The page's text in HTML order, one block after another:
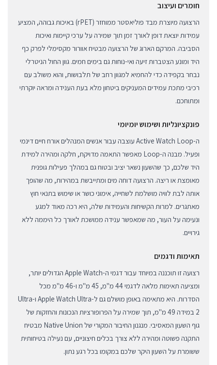
חומרים ועיצוב
הרצועה מיוצרת מבד פוליאסטר ממוחזר (rPET) באיכות גבוהה, המציע
עמידות יוצאת דופן לאורך זמן תוך שמירה על ערכי קיימות ואיכות
הסביבה. המרקם הארוג של הרצועה מבטיח אוורור מקסימלי לפרק כף
היד ומונע הצטברות זיעה ואי-נוחות גם בימים חמים. גוון החול הניטרלי
נבחר בקפידה כדי להחמיא למגוון רחב של תלבושות, והוא משולב עם
רכיבי מתכת עמידים המעניקים ביטחון מלא בעת הענידה ומראה יוקרתי
ומתוחכם.
פונקציונליות ושימוש יומיומי
ה-Active Watch Loop עוצבה עבור אנשים המנהלים אורח חיים דינמי
ופעיל. מבנה ה-Loop מאפשר התאמה מדויקת, חלקה ומהירה למידת
היד שלכם, כך שהשעון נשאר יציב ובטוח גם במהלך פעילות גופנית
מאומצת או ריצה. הרצועה דוחה מים ומתייבשת במהירות, מה שהופך
אותה לבת לוויה מושלמת לשחייה, אימוני כושר או שימוש בתנאי חוץ
מאתגרים. למרות הקשיחות והעמידות שלה, היא רכה מאוד למגע
ונעימה על העור, מה שמאפשר ענידה ממושכת לאורך כל היממה ללא
גירויים.
תאימות ודגמים
רצועה זו תוכננה במיוחד עבור דגמי ה-Apple Watch הגדולים יותר,
ומציעה תאימות מלאה לדגמי 44 מ"מ, 45 מ"מ ו-46 מ"מ מכל
הסדרות. היא מתאימה באופן מושלם גם ל-Apple Watch Ultra ו-Ultra
2 במידה 49 מ"מ, תוך שמירה על הפרופורציות הנכונות והחזקות של
גוף השעון המאסיבי. מנגנון החיבור המקורי של Native Union מבטיח
התקנה פשוטה ומהירה ללא צורך בכלים חיצוניים, עם נעילה בטיחותית
ששומרת על השעון היקר שלכם במקומו בכל רגע נתון.